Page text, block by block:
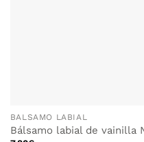
BALSAMO LABIAL
Bálsamo labial de vainilla